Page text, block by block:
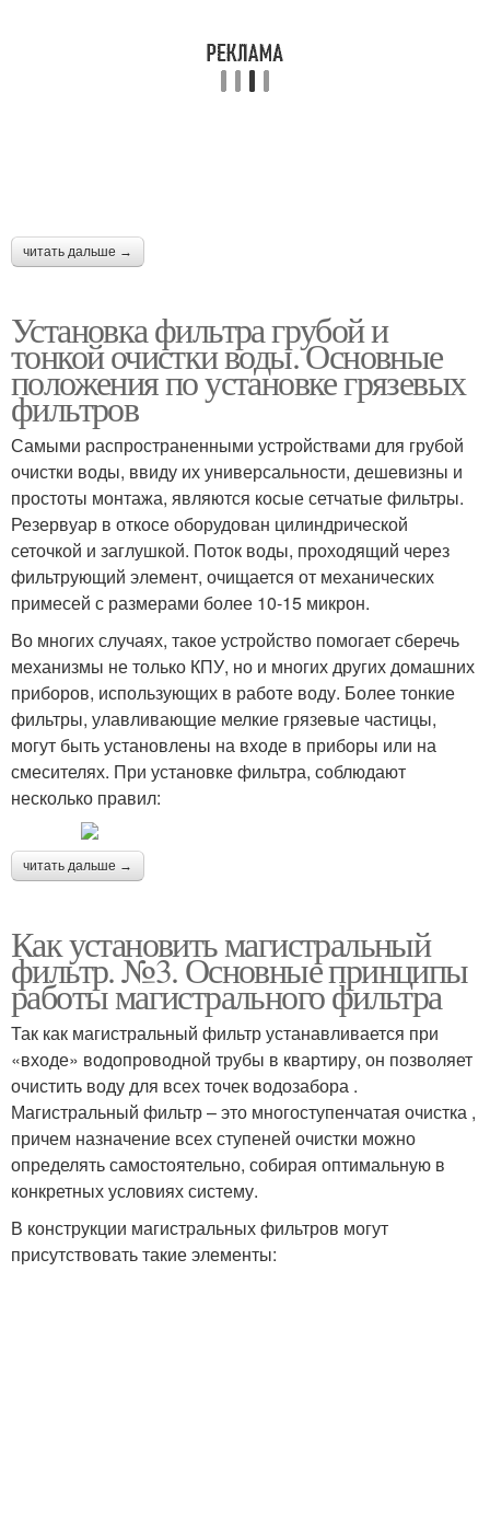
читать дальше →
Установка фильтра грубой и
тонкой очистки воды. Основные
положения по установке грязевых
фильтров
Самыми распространенными устройствами для грубой
очистки воды, ввиду их универсальности, дешевизны и
простоты монтажа, являются косые сетчатые фильтры.
Резервуар в откосе оборудован цилиндрической
сеточкой и заглушкой. Поток воды, проходящий через
фильтрующий элемент, очищается от механических
примесей с размерами более 10-15 микрон.
Во многих случаях, такое устройство помогает сберечь
механизмы не только КПУ, но и многих других домашних
приборов, использующих в работе воду. Более тонкие
фильтры, улавливающие мелкие грязевые частицы,
могут быть установлены на входе в приборы или на
смесителях. При установке фильтра, соблюдают
несколько правил:
читать дальше →
Как установить магистральный
фильтр. №3. Основные принципы
работы магистрального фильтра
Так как магистральный фильтр устанавливается при
«входе» водопроводной трубы в квартиру, он позволяет
очистить воду для всех точек водозабора .
Магистральный фильтр – это многоступенчатая очистка ,
причем назначение всех ступеней очистки можно
определять самостоятельно, собирая оптимальную в
конкретных условиях систему.
В конструкции магистральных фильтров могут
присутствовать такие элементы: